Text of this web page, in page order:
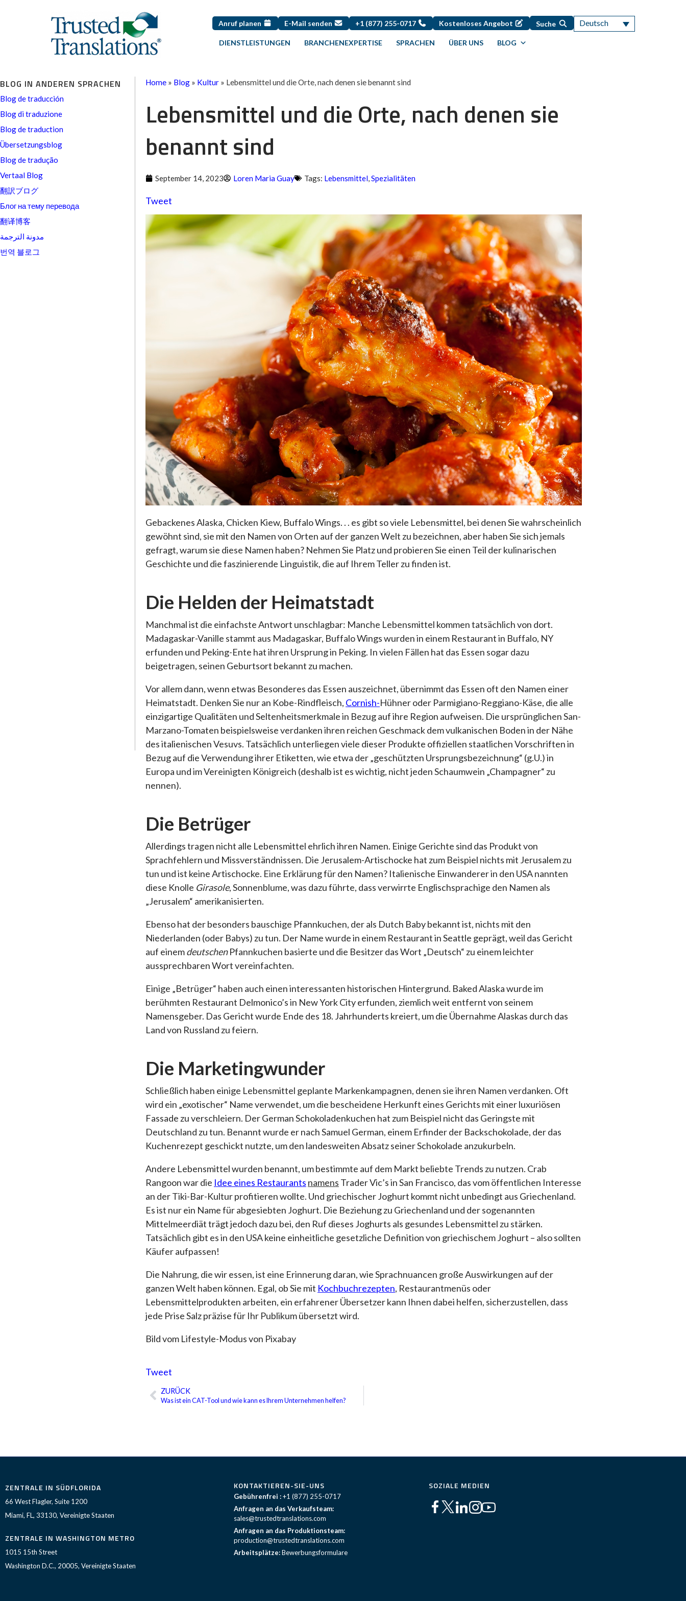
Anruf planen E-Mail senden +1 (877) 255-0717 Kostenloses Angebot Suche Deutsch
DIENSTLEISTUNGEN BRANCHENEXPERTISE SPRACHEN ÜBER UNS BLOG
BLOG IN ANDEREN SPRACHEN
Blog de traducción
Blog di traduzione
Blog de traduction
Übersetzungsblog
Blog de tradução
Vertaal Blog
翻訳ブログ
Блог на тему перевода
翻译博客
مدونة الترجمة
번역 블로그
Home » Blog » Kultur » Lebensmittel und die Orte, nach denen sie benannt sind
Lebensmittel und die Orte, nach denen sie
benannt sind
September 14, 2023 Loren Maria Guay Tags: Lebensmittel,Spezialitäten
Tweet
Gebackenes Alaska, Chicken Kiew, Buffalo Wings. . . es gibt so viele Lebensmittel, bei denen Sie wahrscheinlich
gewöhnt sind, sie mit den Namen von Orten auf der ganzen Welt zu bezeichnen, aber haben Sie sich jemals
gefragt, warum sie diese Namen haben? Nehmen Sie Platz und probieren Sie einen Teil der kulinarischen
Geschichte und die faszinierende Linguistik, die auf Ihrem Teller zu finden ist.
Die Helden der Heimatstadt
Manchmal ist die einfachste Antwort unschlagbar: Manche Lebensmittel kommen tatsächlich von dort.
Madagaskar-Vanille stammt aus Madagaskar, Buffalo Wings wurden in einem Restaurant in Buffalo, NY
erfunden und Peking-Ente hat ihren Ursprung in Peking. In vielen Fällen hat das Essen sogar dazu
beigetragen, seinen Geburtsort bekannt zu machen.
Vor allem dann, wenn etwas Besonderes das Essen auszeichnet, übernimmt das Essen oft den Namen einer
Heimatstadt. Denken Sie nur an Kobe-Rindfleisch, Cornish-Hühner oder Parmigiano-Reggiano-Käse, die alle
einzigartige Qualitäten und Seltenheitsmerkmale in Bezug auf ihre Region aufweisen. Die ursprünglichen San-
Marzano-Tomaten beispielsweise verdanken ihren reichen Geschmack dem vulkanischen Boden in der Nähe
des italienischen Vesuvs. Tatsächlich unterliegen viele dieser Produkte offiziellen staatlichen Vorschriften in
Bezug auf die Verwendung ihrer Etiketten, wie etwa der „geschützten Ursprungsbezeichnung“ (g.U.) in
Europa und im Vereinigten Königreich (deshalb ist es wichtig, nicht jeden Schaumwein „Champagner“ zu
nennen).
Die Betrüger
Allerdings tragen nicht alle Lebensmittel ehrlich ihren Namen. Einige Gerichte sind das Produkt von
Sprachfehlern und Missverständnissen. Die Jerusalem-Artischocke hat zum Beispiel nichts mit Jerusalem zu
tun und ist keine Artischocke. Eine Erklärung für den Namen? Italienische Einwanderer in den USA nannten
diese Knolle Girasole, Sonnenblume, was dazu führte, dass verwirrte Englischsprachige den Namen als
„Jerusalem“ amerikanisierten.
Ebenso hat der besonders bauschige Pfannkuchen, der als Dutch Baby bekannt ist, nichts mit den
Niederlanden (oder Babys) zu tun. Der Name wurde in einem Restaurant in Seattle geprägt, weil das Gericht
auf einemdeutschenPfannkuchen basierte und die Besitzer das Wort „Deutsch“ zu einem leichter
aussprechbaren Wort vereinfachten.
Einige „Betrüger“ haben auch einen interessanten historischen Hintergrund. Baked Alaska wurde im
berühmten Restaurant Delmonico’s in New York City erfunden, ziemlich weit entfernt von seinem
Namensgeber. Das Gericht wurde Ende des 18. Jahrhunderts kreiert, um die Übernahme Alaskas durch das
Land von Russland zu feiern.
Die Marketingwunder
Schließlich haben einige Lebensmittel geplante Markenkampagnen, denen sie ihren Namen verdanken. Oft
wird ein „exotischer“ Name verwendet, um die bescheidene Herkunft eines Gerichts mit einer luxuriösen
Fassade zu verschleiern. Der German Schokoladenkuchen hat zum Beispiel nicht das Geringste mit
Deutschland zu tun. Benannt wurde er nach Samuel German, einem Erfinder der Backschokolade, der das
Kuchenrezept geschickt nutzte, um den landesweiten Absatz seiner Schokolade anzukurbeln.
Andere Lebensmittel wurden benannt, um bestimmte auf dem Markt beliebte Trends zu nutzen. Crab
Rangoon war die Idee eines Restaurants namens Trader Vic’s in San Francisco, das vom öffentlichen Interesse
an der Tiki-Bar-Kultur profitieren wollte. Und griechischer Joghurt kommt nicht unbedingt aus Griechenland.
Es ist nur ein Name für abgesiebten Joghurt. Die Beziehung zu Griechenland und der sogenannten
Mittelmeerdiät trägt jedoch dazu bei, den Ruf dieses Joghurts als gesundes Lebensmittel zu stärken.
Tatsächlich gibt es in den USA keine einheitliche gesetzliche Definition von griechischem Joghurt – also sollten
Käufer aufpassen!
Die Nahrung, die wir essen, ist eine Erinnerung daran, wie Sprachnuancen große Auswirkungen auf der
ganzen Welt haben können. Egal, ob Sie mit Kochbuchrezepten, Restaurantmenüs oder
Lebensmittelprodukten arbeiten, ein erfahrener Übersetzer kann Ihnen dabei helfen, sicherzustellen, dass
jede Prise Salz präzise für Ihr Publikum übersetzt wird.
Bild vom Lifestyle-Modus von Pixabay
Tweet
Zurück
ZURÜCK
Was ist ein CAT-Tool und wie kann es Ihrem Unternehmen helfen?
ZENTRALE IN SÜDFLORIDA
66 West Flagler, Suite 1200
Miami, FL, 33130, Vereinigte Staaten
ZENTRALE IN WASHINGTON METRO
1015 15th Street
Washington D.C., 20005, Vereinigte Staaten
KONTAKTIEREN-SIE-UNS
Gebührenfrei : +1 (877) 255-0717
Anfragen an das Verkaufsteam:
sales@trustedtranslations.com
Anfragen an das Produktionsteam:
production@trustedtranslations.com
Arbeitsplätze:Bewerbungsformulare
SOZIALE MEDIEN